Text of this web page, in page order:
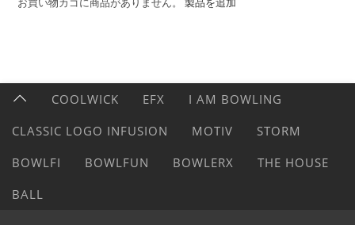
COOLWICK EFX
I AM BOWLING
CLASSIC LOGO INFUSION
MOTIV
STORM
BOWLFI
BOWLFUN BOWLERX
THE HOUSE
BALL